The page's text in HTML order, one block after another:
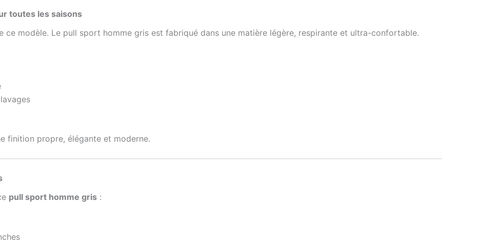
toutes les saisons
ce modèle. Le pull sport homme gris est fabriqué dans une matière légère, respirante et ultra-confortable.
finition propre, élégante et moderne.
pull sport homme gris :